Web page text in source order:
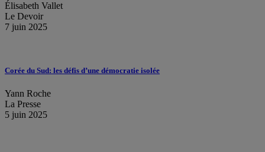
Élisabeth Vallet
Le Devoir
7 juin 2025
Corée du Sud: les défis d’une démocratie isolée
Yann Roche
La Presse
5 juin 2025